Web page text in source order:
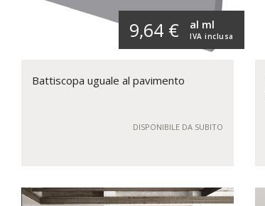
9,64 € IVA inclusa
al ml
Battiscopa uguale al pavimento
DISPONIBILE DA SUBITO